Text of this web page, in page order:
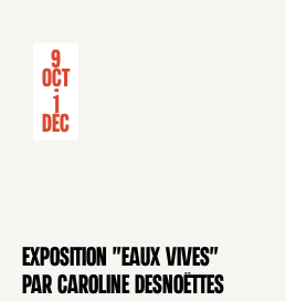
EXPOSITION
9
Oct
-
1
Déc
Exposition "Eaux Vives"
par Caroline Desnoëttes